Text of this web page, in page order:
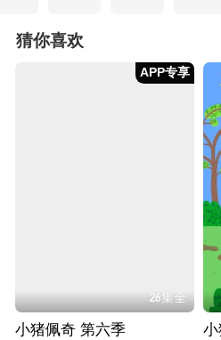
猜你喜欢
APP专享
26集全
小猪佩奇 第六季